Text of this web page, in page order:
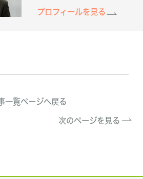
プロフィールを見る
一覧ページへ戻る
次のページを見る